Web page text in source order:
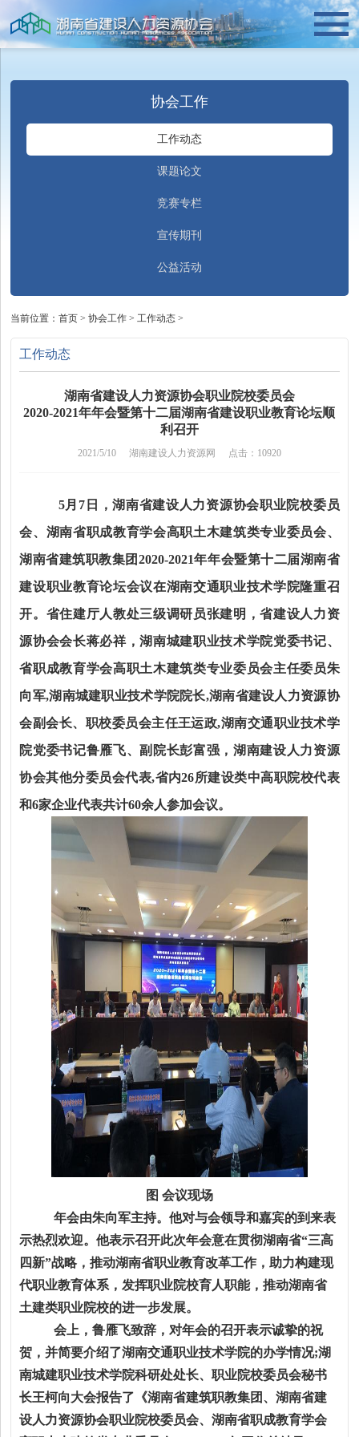
协会工作
工作动态
课题论文
竞赛专栏
宣传期刊
公益活动
当前位置：首页 >协会工作 >工作动态 >
工作动态
湖南省建设人力资源协会职业院校委员会
2020-2021年年会暨第十二届湖南省建设职业教育论坛顺
利召开
2021/5/10 湖南建设人力资源网 点击：10920
5月7日，湖南省建设人力资源协会职业院校委员
会、湖南省职成教育学会高职土木建筑类专业委员会、
湖南省建筑职教集团2020-2021年年会暨第十二届湖南省
建设职业教育论坛会议在湖南交通职业技术学院隆重召
开。省住建厅人教处三级调研员张建明，省建设人力资
源协会会长蒋必祥，湖南城建职业技术学院党委书记、
省职成教育学会高职土木建筑类专业委员会主任委员朱
向军,湖南城建职业技术学院院长,湖南省建设人力资源协
会副会长、职校委员会主任王运政,湖南交通职业技术学
院党委书记鲁雁飞、副院长彭富强，湖南建设人力资源
协会其他分委员会代表,省内26所建设类中高职院校代表
和6家企业代表共计60余人参加会议。
图 会议现场
年会由朱向军主持。他对与会领导和嘉宾的到来表
示热烈欢迎。他表示召开此次年会意在贯彻湖南省“三高
四新”战略，推动湖南省职业教育改革工作，助力构建现
代职业教育体系，发挥职业院校育人职能，推动湖南省
土建类职业院校的进一步发展。
会上，鲁雁飞致辞，对年会的召开表示诚挚的祝
贺，并简要介绍了湖南交通职业技术学院的办学情况;湖
南城建职业技术学院科研处处长、职业院校委员会秘书
长王柯向大会报告了《湖南省建筑职教集团、湖南省建
设人力资源协会职业院校委员会、湖南省职成教育学会